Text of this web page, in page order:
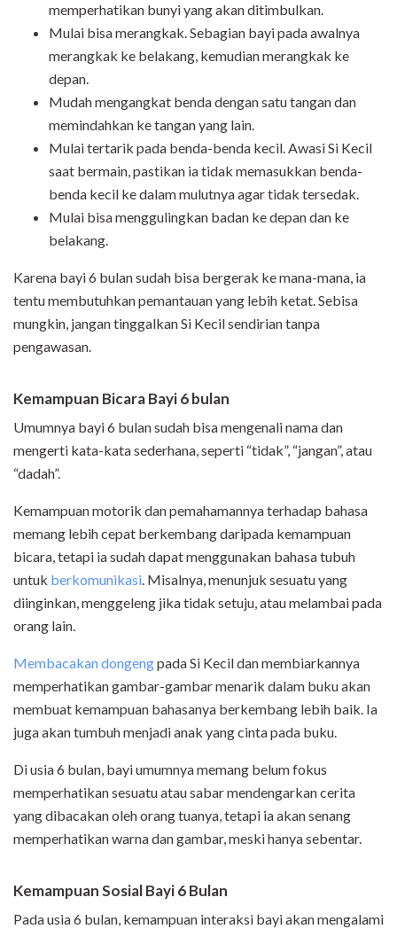
memperhatikan bunyi yang akan ditimbulkan.
Mulai bisa merangkak. Sebagian bayi pada awalnya
merangkak ke belakang, kemudian merangkak ke
depan.
Mudah mengangkat benda dengan satu tangan dan
memindahkan ke tangan yang lain.
Mulai tertarik pada benda-benda kecil. Awasi Si Kecil
saat bermain, pastikan ia tidak memasukkan benda-
benda kecil ke dalam mulutnya agar tidak tersedak.
Mulai bisa menggulingkan badan ke depan dan ke
belakang.
Karena bayi 6 bulan sudah bisa bergerak ke mana-mana, ia
tentu membutuhkan pemantauan yang lebih ketat. Sebisa
mungkin, jangan tinggalkan Si Kecil sendirian tanpa
pengawasan.
Kemampuan Bicara Bayi 6 bulan
Umumnya bayi 6 bulan sudah bisa mengenali nama dan
mengerti kata-kata sederhana, seperti “tidak”, “jangan”, atau
“dadah”.
Kemampuan motorik dan pemahamannya terhadap bahasa
memang lebih cepat berkembang daripada kemampuan
bicara, tetapi ia sudah dapat menggunakan bahasa tubuh
untuk berkomunikasi. Misalnya, menunjuk sesuatu yang
diinginkan, menggeleng jika tidak setuju, atau melambai pada
orang lain.
Membacakan dongengpada Si Kecil dan membiarkannya
memperhatikan gambar-gambar menarik dalam buku akan
membuat kemampuan bahasanya berkembang lebih baik. Ia
juga akan tumbuh menjadi anak yang cinta pada buku.
Di usia 6 bulan, bayi umumnya memang belum fokus
memperhatikan sesuatu atau sabar mendengarkan cerita
yang dibacakan oleh orang tuanya, tetapi ia akan senang
memperhatikan warna dan gambar, meski hanya sebentar.
Kemampuan Sosial Bayi 6 Bulan
Pada usia 6 bulan, kemampuan interaksi bayi akan mengalami